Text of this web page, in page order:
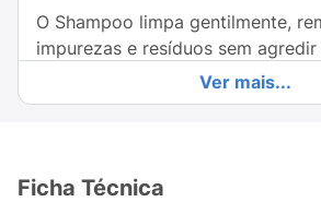
O Shampoo limpa gentilmente,
impurezas e resíduos sem
enquanto o Condicionador
hidratação profunda e essencial.
toque suave e sedoso.
Ver mais...
Ficha Técnica